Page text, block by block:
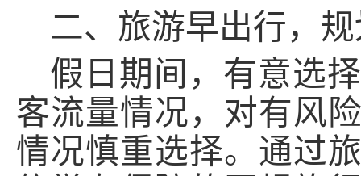
二、旅游早出行，
假 日 期间， 有意选
客流量情况，对有风
情况慎重选择。通过